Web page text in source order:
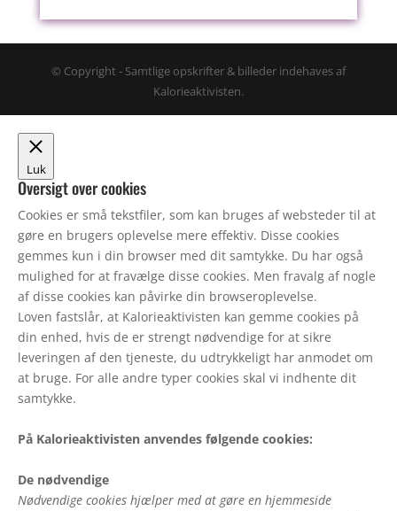
© Copyright - Samtlige opskrifter & billeder indehaves af
Kalorieaktivisten.
Luk
Oversigt over cookies
Cookies er små tekstfiler, som kan bruges af websteder til at
gøre en brugers oplevelse mere effektiv. Disse cookies
gemmes kun i din browser med dit samtykke. Du har også
mulighed for at fravælge disse cookies. Men fravalg af nogle
af disse cookies kan påvirke din browseroplevelse.
Loven fastslår, at Kalorieaktivisten kan gemme cookies på
din enhed, hvis de er strengt nødvendige for at sikre
leveringen af den tjeneste, du udtrykkeligt har anmodet om
at bruge. For alle andre typer cookies skal vi indhente dit
samtykke.
På Kalorieaktivisten anvendes følgende cookies:
De nødvendige
Nødvendige cookies hjælper med at gøre en hjemmeside